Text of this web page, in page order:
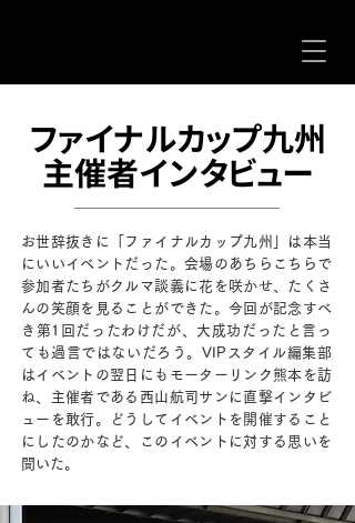
ファイナルカップ九州
主催者インタビュー
お世辞抜きに「ファイナルカップ九州」は本当
にいいイベントだった。会場のあちらこちらで
参加者たちがクルマ談義に花を咲かせ、たくさ
んの笑顔を見ることができた。今回が記念すべ
き第1回だったわけだが、大成功だったと言っ
ても過言ではないだろう。VIPスタイル編集部
はイベントの翌日にもモーターリンク熊本を訪
ね、主催者である西山航司サンに直撃インタビ
ューを敢行。どうしてイベントを開催すること
にしたのかなど、このイベントに対する思いを
聞いた。